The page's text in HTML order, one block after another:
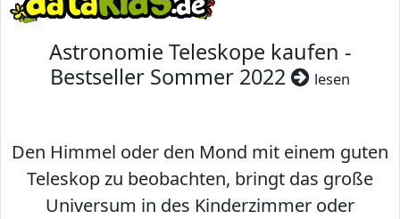
Astronomie Teleskope kaufen -
Bestseller Sommer 2022
lesen
Den Himmel oder den Mond mit einem guten
Teleskop zu beobachten, bringt das große
Universum in des Kinderzimmer oder